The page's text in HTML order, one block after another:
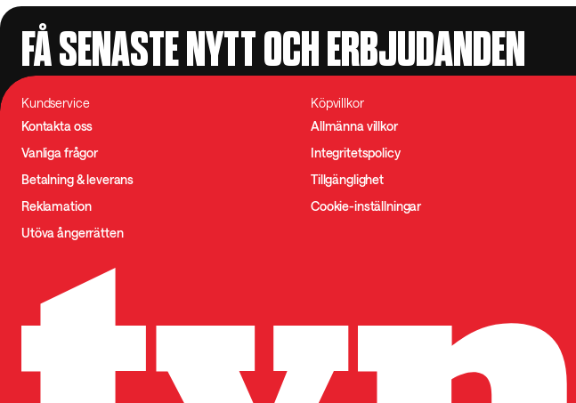
FÅ SENASTE NYTT OCH ERBJUDANDEN
Kundservice
Kontakta oss
Vanliga frågor
Betalning & leverans
Reklamation
Utöva ångerrätten
Köpvillkor
Allmänna villkor
Integritetspolicy
Tillgänglighet
Cookie-inställningar